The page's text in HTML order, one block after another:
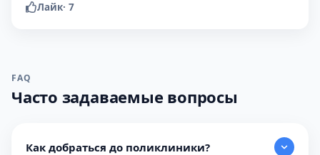
Лайк· 7
FAQ
Часто задаваемые вопросы
Как добраться до поликлиники?